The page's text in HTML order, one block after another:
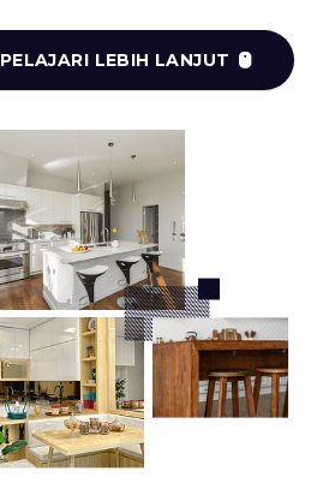
PELAJARI LEBIH LANJUT